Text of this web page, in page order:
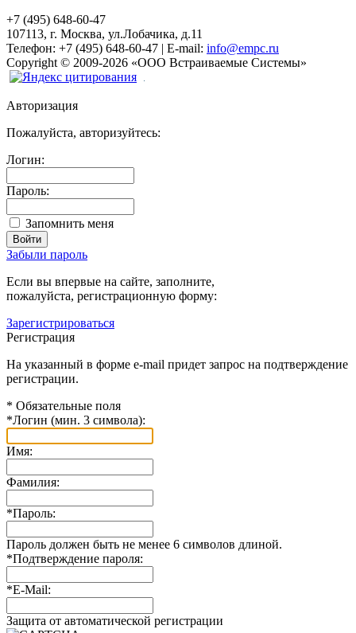
+7 (495) 648-60-47
107113, г. Москва, ул.Лобачика, д.11
Телефон: +7 (495) 648-60-47 | E-mail: info@empc.ru
Copyright © 2009-2026 «ООО Встраиваемые Системы»
Авторизация
Пожалуйста, авторизуйтесь:
Логин:
Пароль:
Запомнить меня
Забыли пароль
Если вы впервые на сайте, заполните,
пожалуйста, регистрационную форму:
Зарегистрироваться
Регистрация
На указанный в форме e-mail придет запрос на подтверждение
регистрации.
* Обязательные поля
*Логин (мин. 3 символа):
Имя:
Фамилия:
*Пароль:
Пароль должен быть не менее 6 символов длиной.
*Подтверждение пароля:
*E-Mail:
Защита от автоматической регистрации